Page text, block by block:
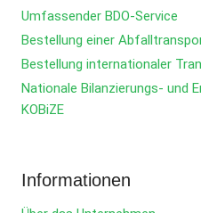
Umfassender BDO-Service
Bestellung einer
Bestellung internationaler
Nationale Bilanzierungs- und
KOBiZE
Informationen